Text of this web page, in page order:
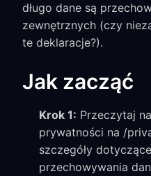
długo dane są
zewnętrznych (czy
te deklaracje?).
Jak zacząć
Krok 1: Przeczytaj
prywatności na /
szczegóły
przechowywania